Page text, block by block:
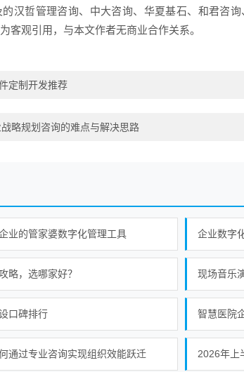
汉哲管理咨询、中大咨询、华夏基石、和君咨
客观引用，与本文作者无商业合作关系。
定制开发推荐
略规划咨询的难点与解决思路
业的管家婆数字化管理工具 企业数字
略，选哪家好？ 现场音乐
口碑排行 智慧医院
通过专业咨询实现组织效能跃迁 2026年上